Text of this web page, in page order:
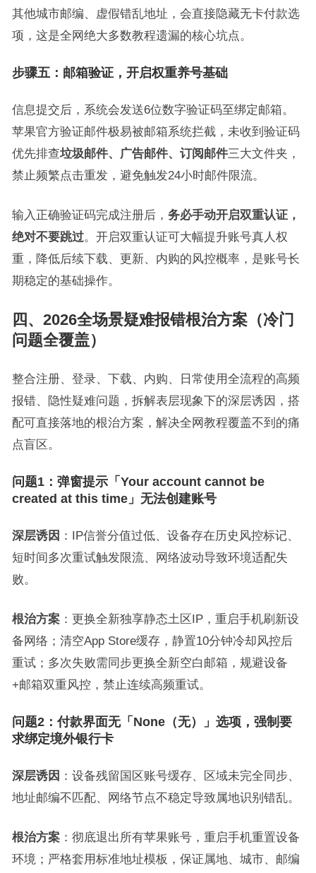
其他城市邮编、虚假错乱地址，会直接隐藏无卡付款选
项，这是全网绝大多数教程遗漏的核心坑点。
步骤五：邮箱验证，开启权重养号基础
信息提交后，系统会发送6位数字验证码至绑定邮箱。
苹果官方验证邮件极易被邮箱系统拦截，未收到验证码
优先排查垃圾邮件、广告邮件、订阅邮件三大文件夹，
禁止频繁点击重发，避免触发24小时邮件限流。
输入正确验证码完成注册后， 务必手动开启双重认证，
绝对不要跳过。开启双重认证可大幅提升账号真人权
重，降低后续下载、更新、内购的风控概率，是账号长
期稳定的基础操作。
四、2026全场景疑难报错根治方案（冷门
问题全覆盖）
整合注册、登录、下载、内购、日常使用全流程的高频
报错、隐性疑难问题，拆解表层现象下的深层诱因，搭
配可直接落地的根治方案，解决全网教程覆盖不到的痛
点盲区。
问题1：弹窗提示「Your account cannot be
created at this time」无法创建账号
深层诱因 ：IP信誉分值过低、设备存在历史风控标记、
短时间多次重试触发限流、网络波动导致环境适配失
败。
根治方案：更换全新独享静态土区IP，重启手机刷新设
备网络；清空App Store缓存，静置10分钟冷却风控后
重试；多次失败需同步更换全新空白邮箱，规避设备
+邮箱双重风控，禁止连续高频重试。
问题2：付款界面无「None（无）」选项，强制要
求绑定境外银行卡
深层诱因 ：设备残留国区账号缓存、区域未完全同步、
地址邮编不匹配、网络节点不稳定导致属地识别错乱。
根治方案：彻底退出所有苹果账号，重启手机重置设备
环境；严格套用标准地址模板，保证属地、城市、邮编